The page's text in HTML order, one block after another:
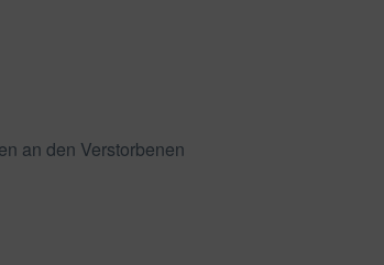
an den Verstorbenen